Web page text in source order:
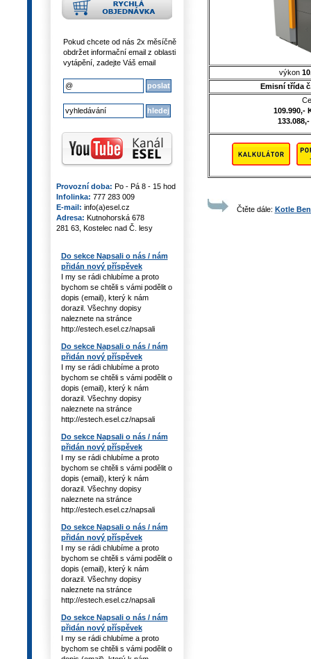
Pokud chcete od nás 2x měsíčně
obdržet informační email z oblasti
vytápění, zadejte Váš email
Provozní doba: Po - Pá 8 - 15 hod
Infolinka: 777 283 009
E-mail: info(a)esel.cz
Adresa: Kutnohorská 678
281 63, Kostelec nad Č. lesy
Do sekce Napsali o nás / nám
přidán nový příspěvek
I my se rádi chlubíme a proto
bychom se chtěli s vámi podělit o
dopis (email), který k nám
dorazil. Všechny dopisy
naleznete na stránce
http://estech.esel.cz/napsali
Do sekce Napsali o nás / nám
přidán nový příspěvek
I my se rádi chlubíme a proto
bychom se chtěli s vámi podělit o
dopis (email), který k nám
dorazil. Všechny dopisy
naleznete na stránce
http://estech.esel.cz/napsali
Do sekce Napsali o nás / nám
přidán nový příspěvek
I my se rádi chlubíme a proto
bychom se chtěli s vámi podělit o
dopis (email), který k nám
dorazil. Všechny dopisy
naleznete na stránce
http://estech.esel.cz/napsali
Do sekce Napsali o nás / nám
přidán nový příspěvek
I my se rádi chlubíme a proto
bychom se chtěli s vámi podělit o
dopis (email), který k nám
dorazil. Všechny dopisy
naleznete na stránce
http://estech.esel.cz/napsali
Do sekce Napsali o nás / nám
přidán nový příspěvek
I my se rádi chlubíme a proto
bychom se chtěli s vámi podělit o
výkon
Emisní třída
109.990,-
Čtěte dále: Kotle